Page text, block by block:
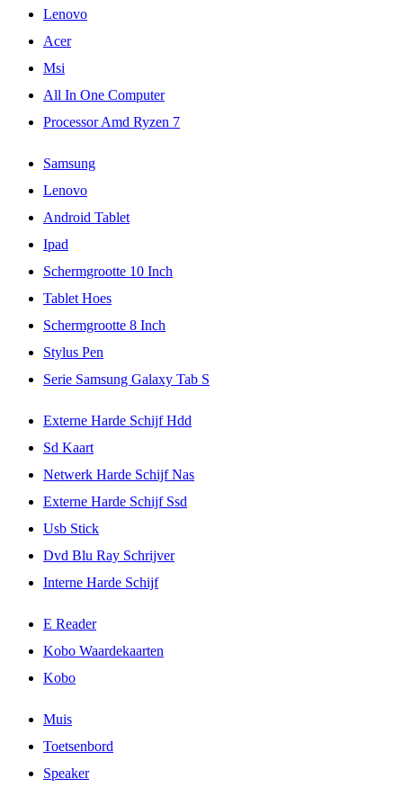
Lenovo
Acer
Msi
All In One Computer
Processor Amd Ryzen 7
Samsung
Lenovo
Android Tablet
Ipad
Schermgrootte 10 Inch
Tablet Hoes
Schermgrootte 8 Inch
Stylus Pen
Serie Samsung Galaxy Tab S
Externe Harde Schijf Hdd
Sd Kaart
Netwerk Harde Schijf Nas
Externe Harde Schijf Ssd
Usb Stick
Dvd Blu Ray Schrijver
Interne Harde Schijf
E Reader
Kobo Waardekaarten
Kobo
Muis
Toetsenbord
Speaker